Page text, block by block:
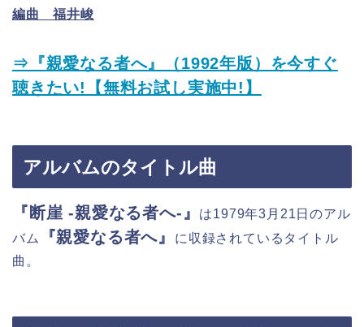
編曲 福井峻
⇒『親愛なる者へ』（1992年版）を今すぐ
聴きたい!【無料お試し実施中!】
アルバムのタイトル曲
『断崖 -親愛なる者へ-』
は1979年3月21日のアル
バム
『親愛なる者へ』
に収録されているタイトル
曲。